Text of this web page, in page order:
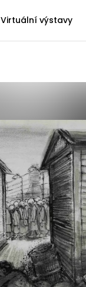
Virtuální výstavy